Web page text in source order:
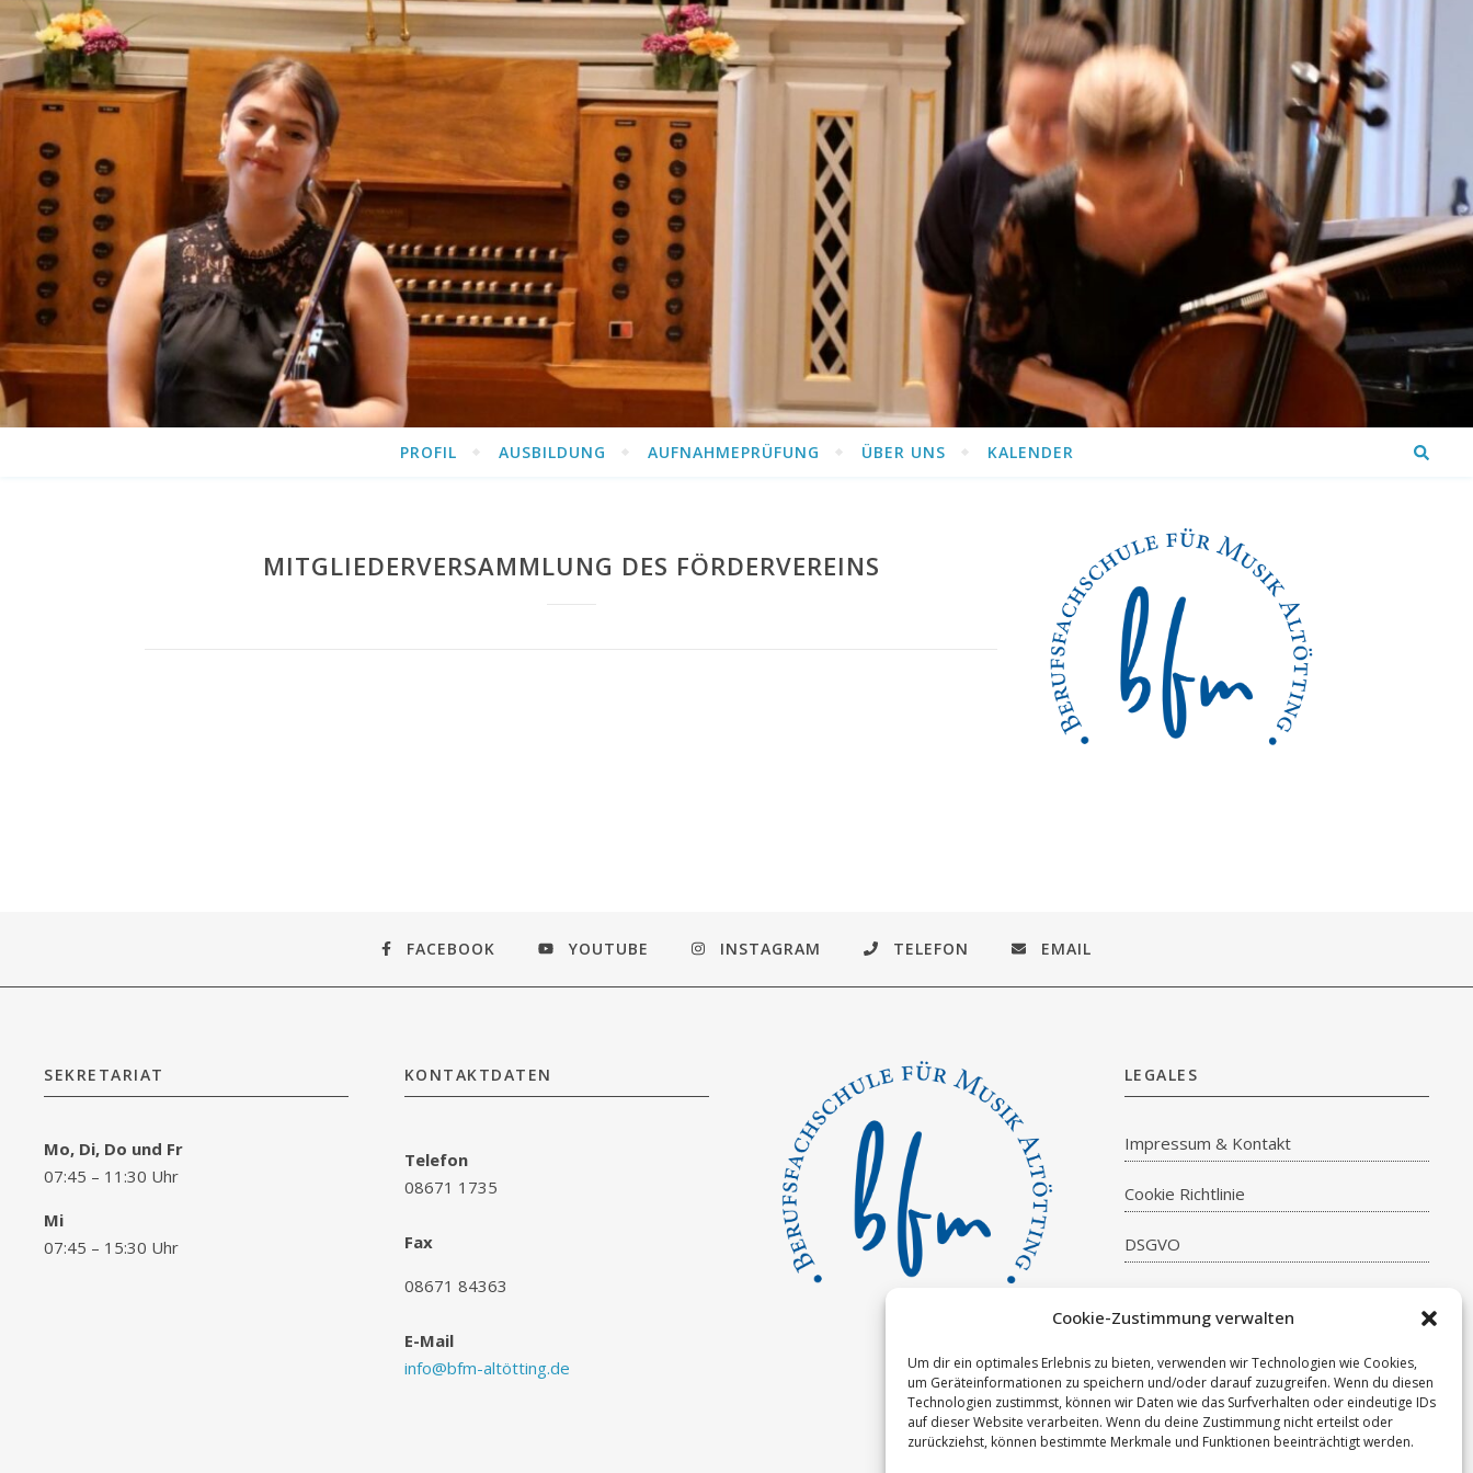
Cookie-Zustimmung verwalten
Um dir ein optimales Erlebnis zu bieten, verwenden wir Technologien wie Cookies,
um Geräteinformationen zu speichern und/oder darauf zuzugreifen. Wenn du diesen
Technologien zustimmst, können wir Daten wie das Surfverhalten oder eindeutige IDs
auf dieser Website verarbeiten. Wenn du deine Zustimmung nicht erteilst oder
zurückziehst, können bestimmte Merkmale und Funktionen beeinträchtigt werden.
PROFIL AUSBILDUNG AUFNAHMEPRÜFUNG ÜBER UNS KALENDER
MITGLIEDERVERSAMMLUNG DES FÖRDERVEREINS
FACEBOOK YOUTUBE INSTAGRAM TELEFON EMAIL
SEKRETARIAT
Mo, Di, Do und Fr
07:45 – 11:30 Uhr
Mi
07:45 – 15:30 Uhr
KONTAKTDATEN
Telefon
08671 1735
Fax
08671 84363
E-Mail
info@bfm-altötting.de
LEGALES
Impressum & Kontakt
Cookie Richtlinie
DSGVO